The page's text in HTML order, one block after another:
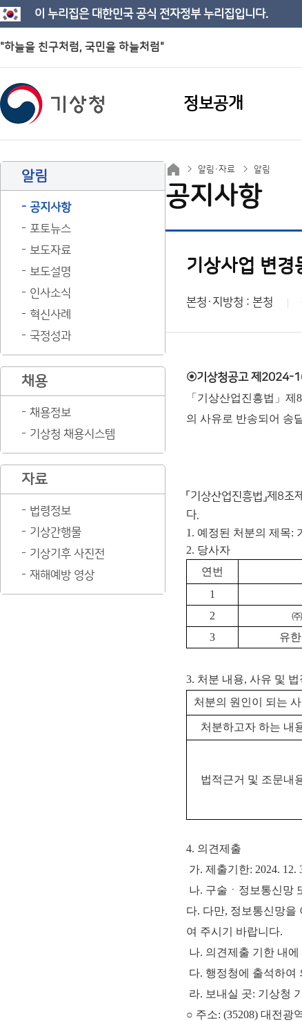
이 누리집은 대한민국 공식 전자정부 누리집입니다.
"하늘을 친구처럼, 국민을 하늘처럼"
정보공개
알림
공지사항
포토뉴스
보도자료
보도설명
인사소식
혁신사례
국정성과
채용
채용정보
기상청 채용시스템
자료
법령정보
기상간행물
기상기후 사진전
재해예방 영상
알림·자료 알림
공지사항
기상사업 변
본청·지방청 : 본청
◉기상청공고 제2024-
「기상산업진흥법」
의 사유로 반송되어 송
「기상산업진흥법」제8
다.
1. 예정된 처분의 제목:
2. 당사자
연번
1
2
3
유
3. 처분 내용, 사유 및 법
처분의 원인이 되는
처분하고자 하는 내
법적근거 및 조문내
4. 의견제출
가. 제출기한: 2024. 12.
나. 구술ㆍ정보통신망
다. 다만, 정보통신망을
여 주시기 바랍니다.
나. 의견제출 기한 내
다. 행정청에 출석하여
라. 보내실 곳: 기상청
○ 주소: (35208) 대전광